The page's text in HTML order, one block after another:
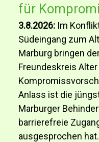
für
3.8.2026: Im
Südeingang zum
Marburg bringen
Freundeskreis
Anlass ist die
Marburger
barrierefreie
ausgesprochen hat.